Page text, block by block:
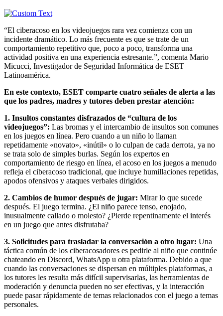
“El ciberacoso en los videojuegos rara vez comienza con un
incidente dramático. Lo más frecuente es que se trate de un
comportamiento repetitivo que, poco a poco, transforma una
actividad positiva en una experiencia estresante.”, comenta Mario
Micucci, Investigador de Seguridad Informática de ESET
Latinoamérica.
En este contexto, ESET comparte cuatro señales de alerta a las
que los padres, madres y tutores deben prestar atención:
1. Insultos constantes disfrazados de “cultura de los
videojuegos”: Las bromas y el intercambio de insultos son comunes
en los juegos en línea. Pero cuando a un niño lo llaman
repetidamente «novato», «inútil» o lo culpan de cada derrota, ya no
se trata solo de simples burlas. Según los expertos en
comportamiento de riesgo en línea, el acoso en los juegos a menudo
refleja el ciberacoso tradicional, que incluye humillaciones repetidas,
apodos ofensivos y ataques verbales dirigidos.
2. Cambios de humor después de jugar: Mirar lo que sucede
después. El juego termina. ¿El niño parece tenso, enojado,
inusualmente callado o molesto? ¿Pierde repentinamente el interés
en un juego que antes disfrutaba?
3. Solicitudes para trasladar la conversación a otro lugar: Una
táctica común de los ciberacosadores es pedirle al niño que continúe
chateando en Discord, WhatsApp u otra plataforma. Debido a que
cuando las conversaciones se dispersan en múltiples plataformas, a
los tutores les resulta más difícil supervisarlas, las herramientas de
moderación y denuncia pueden no ser efectivas, y la interacción
puede pasar rápidamente de temas relacionados con el juego a temas
personales.